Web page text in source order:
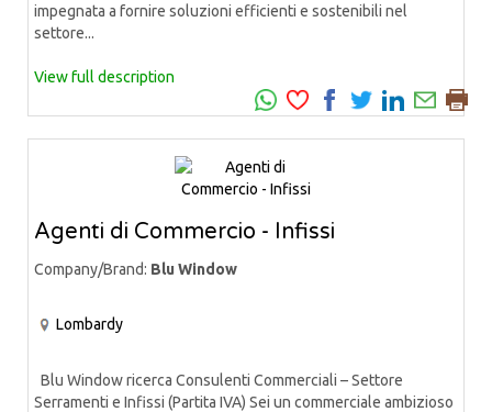
impegnata a fornire soluzioni efficienti e sostenibili nel
settore...
View full description
Agenti di Commercio - Infissi
Company/Brand: Blu Window
Lombardy
Blu Window ricerca Consulenti Commerciali – Settore
Serramenti e Infissi (Partita IVA) Sei un commerciale ambizioso